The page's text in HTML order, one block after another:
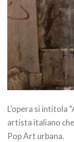
L’opera si intitola
artista italiano
Pop Art urbana.